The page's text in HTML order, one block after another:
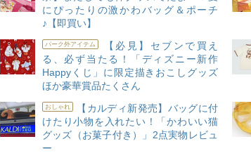
にぴったりの激かわバッグ＆ポーチ
♪【即買い】
パーク外アイテム
【必見】セブンで買え
る、必ず当たる！「ディズニー新作
Happyくじ」に限定描きおこしグッズ
ほか豪華賞品たくさん
おしゃれ
【カルディ新発売】バッグに付
けたり小物を入れたい！「かわいい猫
グッズ（お菓子付き）」2点実物レビュ
ー